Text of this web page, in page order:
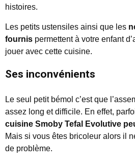
histoires.
Les petits ustensiles ainsi que les
fournis permettent à votre enfant
jouer avec cette cuisine.
Ses inconvénients
Le seul petit bémol c’est que
assez long et difficile. En effet,
cuisine Smoby Tefal Evolutive
Mais si vous êtes bricoleur alors il
de problème.